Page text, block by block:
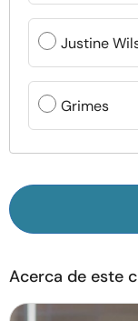
Comunidad
Encuentra un
Idioma
Sobre nosotros
© Copyright
Justine
Grimes
Acerca de este